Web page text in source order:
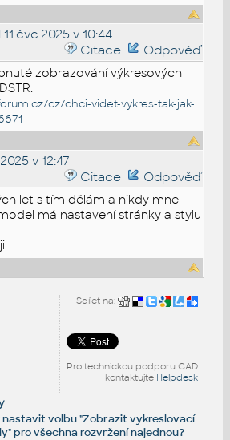
11.čvc.2025 v 10:44
Citace
Odpověď
zobrazování výkresových
cz/chci-videt-vykres-tak-jak-
v 12:47
Citace
Odpověď
let s tím dělám a nikdy mne
má nastavení stránky a stylu
Sdílet na:
Pro technickou podporu CAD
kontaktujte Helpdesk
:
nastavit volbu "Zobrazit vykreslovací
pro všechna rozvržení najednou?